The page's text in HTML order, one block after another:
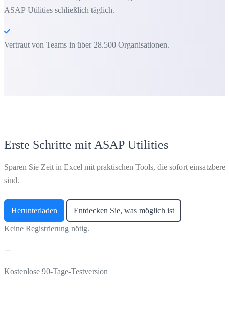
ASAP Utilities schließlich täglich.
Vertraut von Teams in über 28.500 Organisationen.
Erste Schritte mit ASAP Utilities
Sparen Sie Zeit in Excel mit praktischen Tools, die sofort einsatzbereit
sind.
Herunterladen Entdecken Sie, was möglich ist
Keine Registrierung nötig.
Kostenlose 90-Tage-Testversion